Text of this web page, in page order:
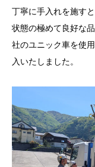
丁寧に手入れを施す
状態の極めて良好な
社のユニック車を使
入いたしました。